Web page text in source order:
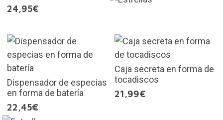
24,95€
Dispensador de especias
en forma de batería
22,45€
Caja secreta en forma de
tocadiscos
21,99€